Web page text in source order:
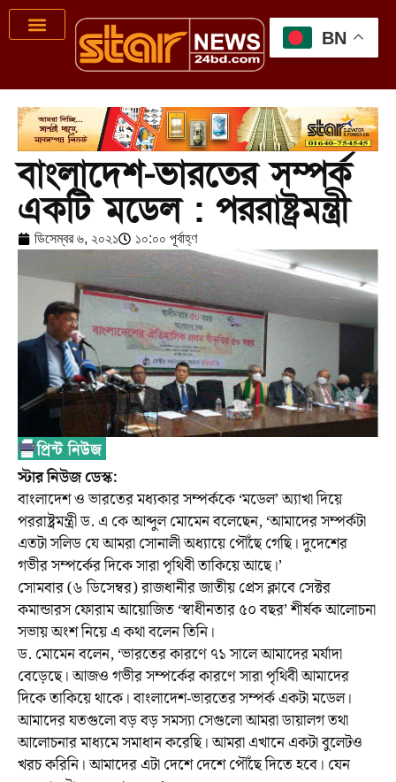
বাংলাদেশ-ভারতের সম্পর্ক
একটি মডেল : পররাষ্ট্রমন্ত্রী
ডিসেম্বর ৬, ২০২১ ১০:০০ পূর্বাহ্ণ
স্টার ‍নিউজ ডেস্ক:
বাংলাদেশ ও ভারতের মধ্যকার সম্পর্ককে ‘মডেল’ অ্যাখা দিয়ে
পররাষ্ট্রমন্ত্রী ড. এ কে আব্দুল মোমেন বলেছেন, ‘আমাদের সম্পর্কটা
এতটা সলিড যে আমরা সোনালী অধ্যায়ে পৌঁছে গেছি। দুদেশের
গভীর সম্পর্কের দিকে সারা পৃথিবী তাকিয়ে আছে।’
সোমবার (৬ ডিসেম্বর) রাজধানীর জাতীয় প্রেস ক্লাবে সেক্টর
কমান্ডারস ফোরাম আয়োজিত ‘স্বাধীনতার ৫০ বছর’ শীর্ষক আলোচনা
সভায় অংশ নিয়ে এ কথা বলেন তিনি।
ড. মোমেন বলেন, ‘ভারতের কারণে ৭১ সালে আমাদের মর্যাদা
বেড়েছে। আজও গভীর সম্পর্কের কারণে সারা পৃথিবী আমাদের
দিকে তাকিয়ে থাকে। বাংলাদেশ-ভারতের সম্পর্ক একটা মডেল।
আমাদের যতগুলো বড় বড় সমস্যা সেগুলো আমরা ডায়ালগ তথা
আলোচনার মাধ্যমে সমাধান করেছি। আমরা এখানে একটা বুলেটও
খরচ করিনি। আমাদের এটা দেশে দেশে পৌঁছে দিতে হবে। যেন
BN